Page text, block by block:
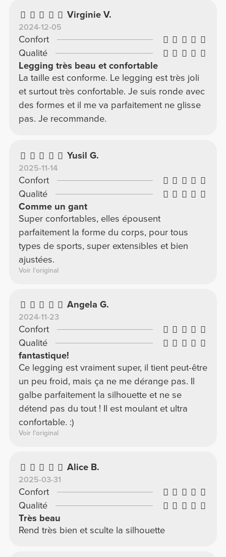
Virginie V.
2024-12-05
Confort
Qualité
Legging très beau et confortable
La taille est conforme. Le legging est très joli
et surtout très confortable. Je suis ronde avec
des formes et il me va parfaitement ne glisse
pas. Je recommande.
Yusil G.
2025-11-14
Confort
Qualité
Comme un gant
Super confortables, elles épousent
parfaitement la forme du corps, pour tous
types de sports, super extensibles et bien
ajustées.
Voir l'original
Angela G.
2024-11-23
Confort
Qualité
fantastique!
Ce legging est vraiment super, il tient peut-être
un peu froid, mais ça ne me dérange pas. Il
galbe parfaitement la silhouette et ne se
détend pas du tout ! Il est moulant et ultra
confortable. :)
Voir l'original
Alice B.
2025-03-31
Confort
Qualité
Très beau
Rend très bien et sculte la silhouette